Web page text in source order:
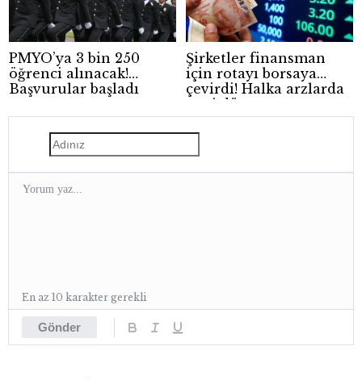
PMYO’ya 3 bin 250
öğrenci alınacak!
Başvurular başladı
Şirketler finansman
için rotayı borsaya
çevirdi! Halka arzlarda
yeni dönem
Gönder
En az 10 karakter gerekli